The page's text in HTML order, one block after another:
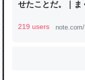
ウチもEchoを実家
せたことだ。｜ま
219 users